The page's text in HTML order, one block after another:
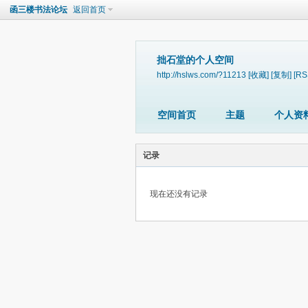
函三楼书法论坛 返回首页
拙石堂的个人空间
http://hslws.com/?11213 [收藏] [复制]
空间首页 主题 个人资
记录
现在还没有记录